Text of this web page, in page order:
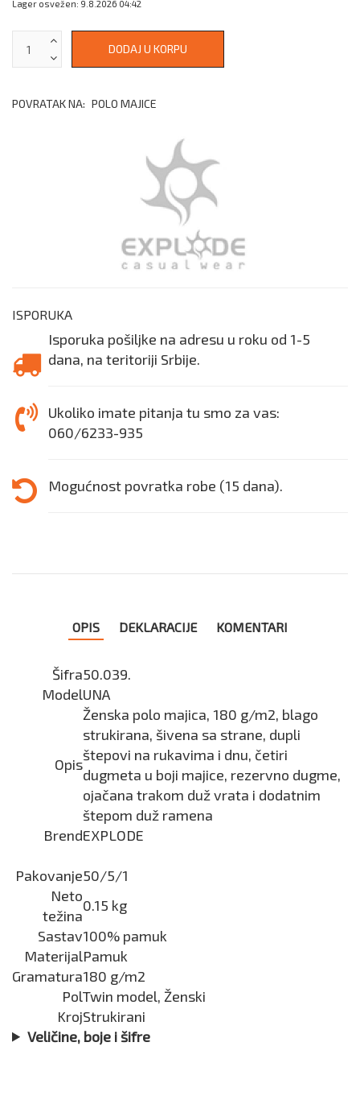
Lager osvežen: 9.8.2026 04:42
POVRATAK NA: POLO MAJICE
ISPORUKA
Isporuka pošiljke na adresu u roku od 1-5
dana, na teritoriji Srbije.
Ukoliko imate pitanja tu smo za vas:
060/6233-935
Mogućnost povratka robe (15 dana).
OPIS DEKLARACIJE KOMENTARI
Šifra50.039.
ModelUNA
Opis
Ženska polo majica, 180 g/m2, blago
strukirana, šivena sa strane, dupli
štepovi na rukavima i dnu, četiri
dugmeta u boji majice, rezervno dugme,
ojačana trakom duž vrata i dodatnim
štepom duž ramena
BrendEXPLODE
Pakovanje50/5/1
Neto
težina
0.15 kg
Sastav100% pamuk
MaterijalPamuk
Gramatura180 g/m2
PolTwin model, Ženski
KrojStrukirani
Veličine, boje i šifre